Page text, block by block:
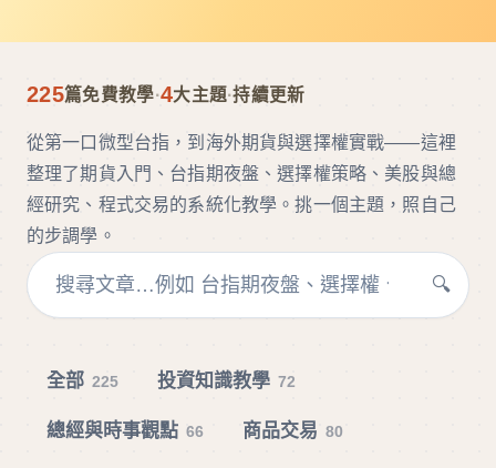
225篇免費教學·4大主題·持續更新
從第一口微型台指，到海外期貨與選擇權實戰——這裡
整理了期貨入門、台指期夜盤、選擇權策略、美股與總
經研究、程式交易的系統化教學。挑一個主題，照自己
的步調學。
🔍
全部 225 投資知識教學 72
總經與時事觀點 66 商品交易 80